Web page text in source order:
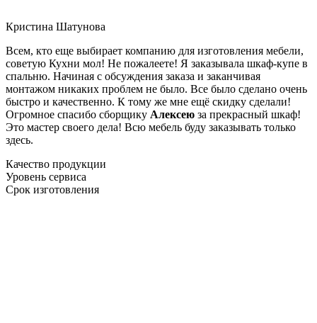
Кристина Шатунова
Всем, кто еще выбирает компанию для изготовления мебели,
советую Кухни мол! Не пожалеете! Я заказывала шкаф-купе в
спальню. Начиная с обсуждения заказа и заканчивая
монтажом никаких проблем не было. Все было сделано очень
быстро и качественно. К тому же мне ещё скидку сделали!
Огромное спасибо сборщику Алексею за прекрасный шкаф!
Это мастер своего дела! Всю мебель буду заказывать только
здесь.
Качество продукции
Уровень сервиса
Срок изготовления